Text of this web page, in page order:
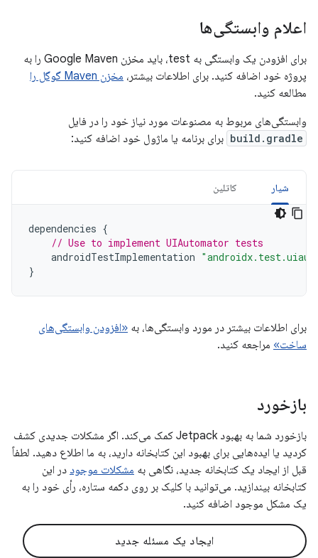
اعلام وابستگی‌ها
برای افزودن یک وابستگی به test، باید مخزن Google Maven را به
پروژه خود اضافه کنید. برای اطلاعات بیشتر، مخزن Maven گوگل را
مطالعه کنید.
وابستگی‌های مربوط به مصنوعات مورد نیاز خود را در فایل
build.gradle برای برنامه یا ماژول خود اضافه کنید:
شیار کاتلین
dependencies {
// Use to implement UIAutomator tests
androidTestImplementation
}
برای اطلاعات بیشتر در مورد وابستگی‌ها، به «افزودن وابستگی‌های
ساخت» مراجعه کنید.
بازخورد
بازخورد شما به بهبود Jetpack کمک می‌کند. اگر مشکلات جدیدی کشف
کردید یا ایده‌هایی برای بهبود این کتابخانه دارید، به ما اطلاع دهید. لطفاً
قبل از ایجاد یک کتابخانه جدید، نگاهی به مشکلات موجود در این
کتابخانه بیندازید. می‌توانید با کلیک بر روی دکمه ستاره، رأی خود را به
یک مشکل موجود اضافه کنید.
ایجاد یک مسئله جدید